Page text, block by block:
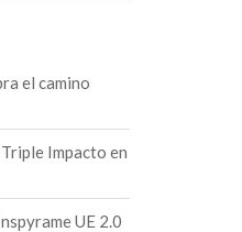
el camino
Impacto en
UE 2.0